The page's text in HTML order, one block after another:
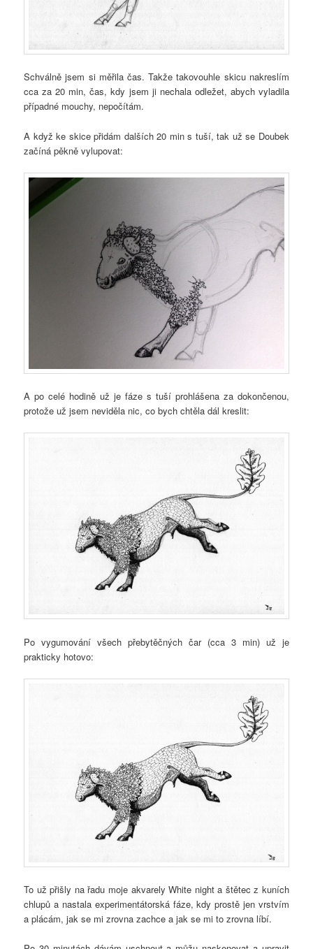
Schválně jsem si měřila čas. Takže takovouhle skicu nakreslím
cca za 20 min, čas, kdy jsem ji nechala odležet, abych vyladila
případné mouchy, nepočítám.
A když ke skice přidám dalších 20 min s tuší, tak už se Doubek
začíná pěkně vylupovat:
A po celé hodině už je fáze s tuší prohlášena za dokončenou,
protože už jsem neviděla nic, co bych chtěla dál kreslit:
Po vygumování všech přebytěčných čar (cca 3 min) už je
prakticky hotovo:
To už přišly na řadu moje akvarely White night a štětec z kuních
chlupů a nastala experimentátorská fáze, kdy prostě jen vrstvím
a plácám, jak se mi zrovna zachce a jak se mi to zrovna líbí.